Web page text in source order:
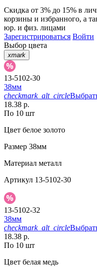
Скидка от 3% до 15% в
корзины и избранного, а
юр. и физ. лицами
Зарегистрироваться Войти
Выбор цвета
xmark
13-5102-30
38мм
checkmark_alt_circle
18.38 р.
По 10 шт
Цвет белое золото
Размер 38мм
Материал металл
Артикул 13-5102-30
13-5102-32
38мм
checkmark_alt_circle
18.38 р.
По 10 шт
Цвет белая медь